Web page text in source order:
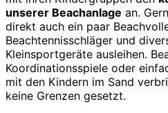
unserer Beachanlage an.
direkt auch ein paar
Beachtennisschläger und
Kleinsportgeräte ausleihen.
Koordinationsspiele oder
mit den Kindern im Sand
keine Grenzen gesetzt.